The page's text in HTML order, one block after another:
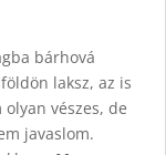
bárhová
laksz, az is
vészes, de
javaslom.